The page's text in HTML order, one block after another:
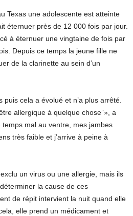
Texas une adolescente est atteinte
éternuer près de 12 000 fois par jour.
à éternuer une vingtaine de fois par
Depuis ce temps la jeune fille ne
de la clarinette au sein d’un
cela a évolué et n’a plus arrêté.
allergique à quelque chose”», a
temps mal au ventre, mes jambes
très faible et j’arrive à peine à
un virus ou une allergie, mais ils
la cause de ces
de répit intervient la nuit quand elle
elle prend un médicament et